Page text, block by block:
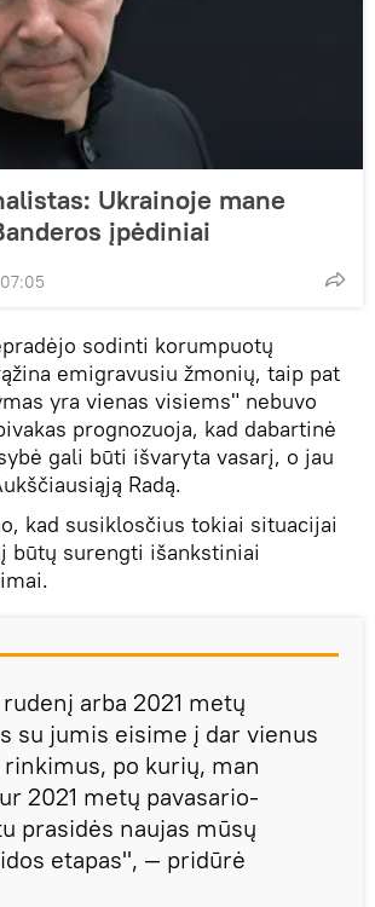
Ukrainoje mane
įpėdiniai
sodinti korumpuotų
emigravusiu žmonių, taip pat
yra vienas visiems" nebuvo
prognozuoja, kad dabartinė
gali būti išvaryta vasarį, o jau
Radą.
kad susiklosčius tokiai situacijai
būtų surengti išankstiniai
arba 2021 metų
su jumis eisime į dar vienus
po kurių, man
2021 metų pavasario-
prasidės naujas mūsų
etapas", — pridūrė